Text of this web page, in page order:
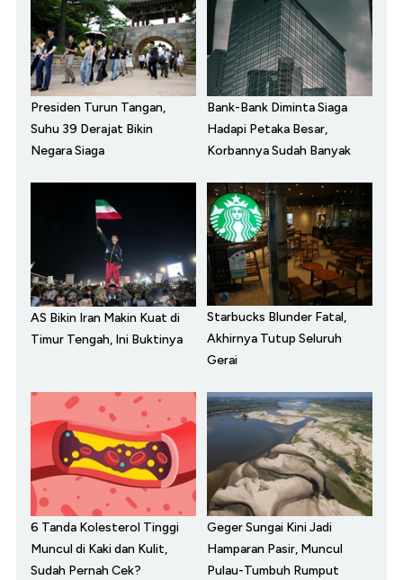
Presiden Turun Tangan,
Suhu 39 Derajat Bikin
Negara Siaga
Bank-Bank Diminta Siaga
Hadapi Petaka Besar,
Korbannya Sudah Banyak
AS Bikin Iran Makin Kuat di
Timur Tengah, Ini Buktinya
Starbucks Blunder Fatal,
Akhirnya Tutup Seluruh
Gerai
6 Tanda Kolesterol Tinggi
Muncul di Kaki dan Kulit,
Sudah Pernah Cek?
Geger Sungai Kini Jadi
Hamparan Pasir, Muncul
Pulau-Tumbuh Rumput